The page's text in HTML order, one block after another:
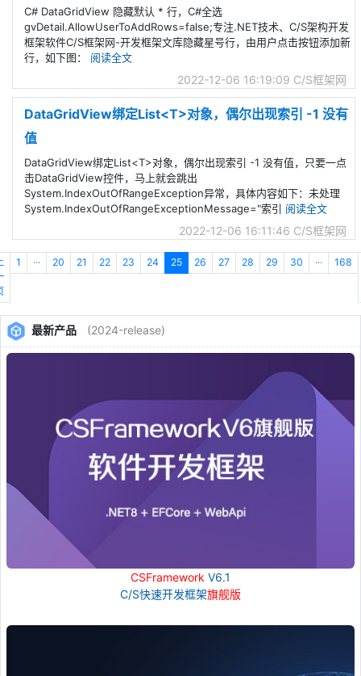
C# DataGridView 隐藏默认 * 行，C#全选
gvDetail.AllowUserToAddRows=false;专注.NET技术、C/S架构开发
框架软件C/S框架网-开发框架文库隐藏星号行，由用户点击按钮添加新
行，如下图： 阅读全文
2022-12-06 16:19:09 C/S框架网
DataGridView绑定List<T>对象，偶尔出现索引 -1 没有
值
DataGridView绑定List<T>对象，偶尔出现索引 -1 没有值，只要一点
击DataGridView控件，马上就会跳出
System.IndexOutOfRangeException异常，具体内容如下：未处理
System.IndexOutOfRangeExceptionMessage="索引 阅读全文
2022-12-06 16:11:46 C/S框架网
1 ··· 20 21 22 23 24 25 26 27 28 29 30 ··· 168
最新产品 (2024-release)
CSFramework V6.1
C/S快速开发框架旗舰版